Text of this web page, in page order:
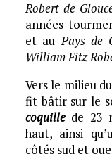
Robert de
années
et auPays de
William Fitz
Vers le milieu
fit bâtir sur le
coquille de 23
haut, ainsi
côtés sud et